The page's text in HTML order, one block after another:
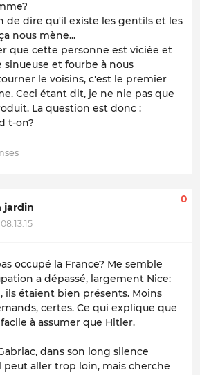
de dire qu'il existe les gentils et les
nous mène...
que cette personne est viciée et
et fourbe à nous
le voisins, c'est le premier
Ceci étant dit, je ne nie pas que
La question est donc :
t-on?
jardin
0
occupé la France? Me semble
a dépassé, largement Nice:
ils étaient bien présents. Moins
certes. Ce qui explique que
à assumer que Hitler.
dans son long silence
peut aller trop loin, mais cherche